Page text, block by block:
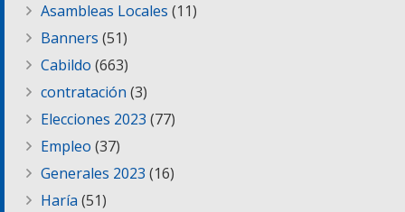
Asambleas Locales (11)
Banners (51)
Cabildo (663)
contratación (3)
Elecciones 2023 (77)
Empleo (37)
Generales 2023 (16)
Haría (51)